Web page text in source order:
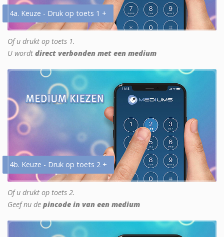
4a. Keuze - Druk op toets 1 +
Of u drukt op toets 1.
U wordt direct verbonden met een medium
4b. Keuze - Druk op toets 2 +
Of u drukt op toets 2.
Geef nu de pincode in van een medium